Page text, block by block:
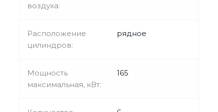
воздуха:
Расположение
цилиндров:
рядное
Мощность
максимальная, кВт:
165